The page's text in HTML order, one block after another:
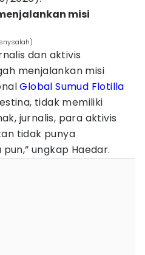
misi
dan aktivis
menjalankan misi
Global Sumud Flotilla
tidak memiliki
jurnalis, para aktivis
tidak punya
ungkap Haedar.